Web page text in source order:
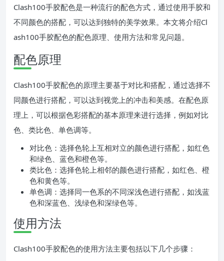
Clash100手胶配色是一种流行的配色方式，通过使用手胶和
不同颜色的搭配，可以达到独特的美学效果。本文将介绍Cl
ash100手胶配色的配色原理、使用方法和常见问题。
配色原理
Clash100手胶配色的原理主要基于对比和搭配，通过选择不
同颜色进行搭配，可以达到视觉上的冲击和美感。在配色原
理上，可以根据色彩搭配的基本原理来进行选择，例如对比
色、类比色、单色调等。
对比色：选择色轮上互相对立的颜色进行搭配，如红色
和绿色、蓝色和橙色等。
类比色：选择色轮上相邻的颜色进行搭配，如红色、橙
色和黄色等。
单色调：选择同一色系的不同深浅色进行搭配，如浅蓝
色和深蓝色、浅绿色和深绿色等。
使用方法
Clash100手胶配色的使用方法主要包括以下几个步骤：